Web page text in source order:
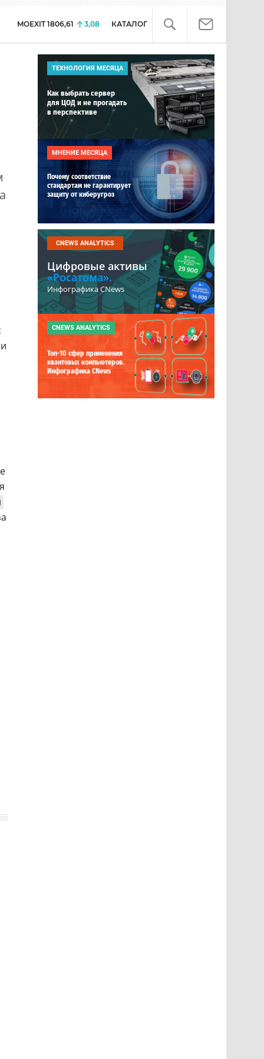
MOEXIT 1806,61 3,08 КАТАЛОГ
ТЕХНОЛОГИЯ МЕСЯЦА
Как выбрать сервер
для ЦОД и не прогадать
в перспективе
МНЕНИЕ МЕСЯЦА
Почему соответствие
стандартам не гарантирует
защиту от киберугроз
CNEWS ANALYTICS
Цифровые активы
«Росатома».
Инфографика CNews
CNEWS ANALYTICS
Топ-10 сфер применения
квантовых компьютеров.
Инфографика CNews